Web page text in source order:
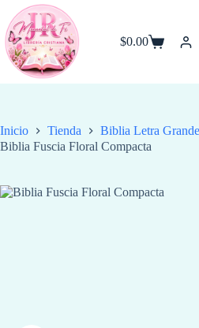
Saltar
contenido
Carro
$0.00
Inicio Tienda
Biblia Letra Grande
Biblia Fuscia Floral Compacta